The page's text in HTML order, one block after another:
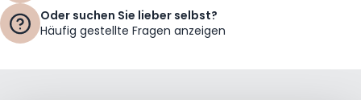
Oder suchen Sie lieber selbst?
Häufig gestellte Fragen anzeigen